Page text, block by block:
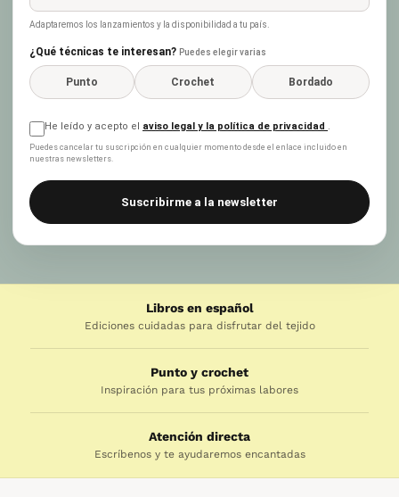
Adaptaremos los lanzamientos y la disponibilidad a tu país.
¿Qué técnicas te interesan? Puedes elegir varias
Punto Crochet Bordado
He leído y acepto el aviso legal y la política de privacidad .
Puedes cancelar tu suscripción en cualquier momento desde el enlace incluido en
nuestras newsletters.
Suscribirme a la newsletter
Libros en español
Ediciones cuidadas para disfrutar del tejido
Punto y crochet
Inspiración para tus próximas labores
Atención directa
Escríbenos y te ayudaremos encantadas